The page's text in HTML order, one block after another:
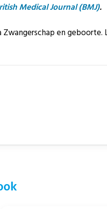
Medical Journal (BMJ).
en geboorte.